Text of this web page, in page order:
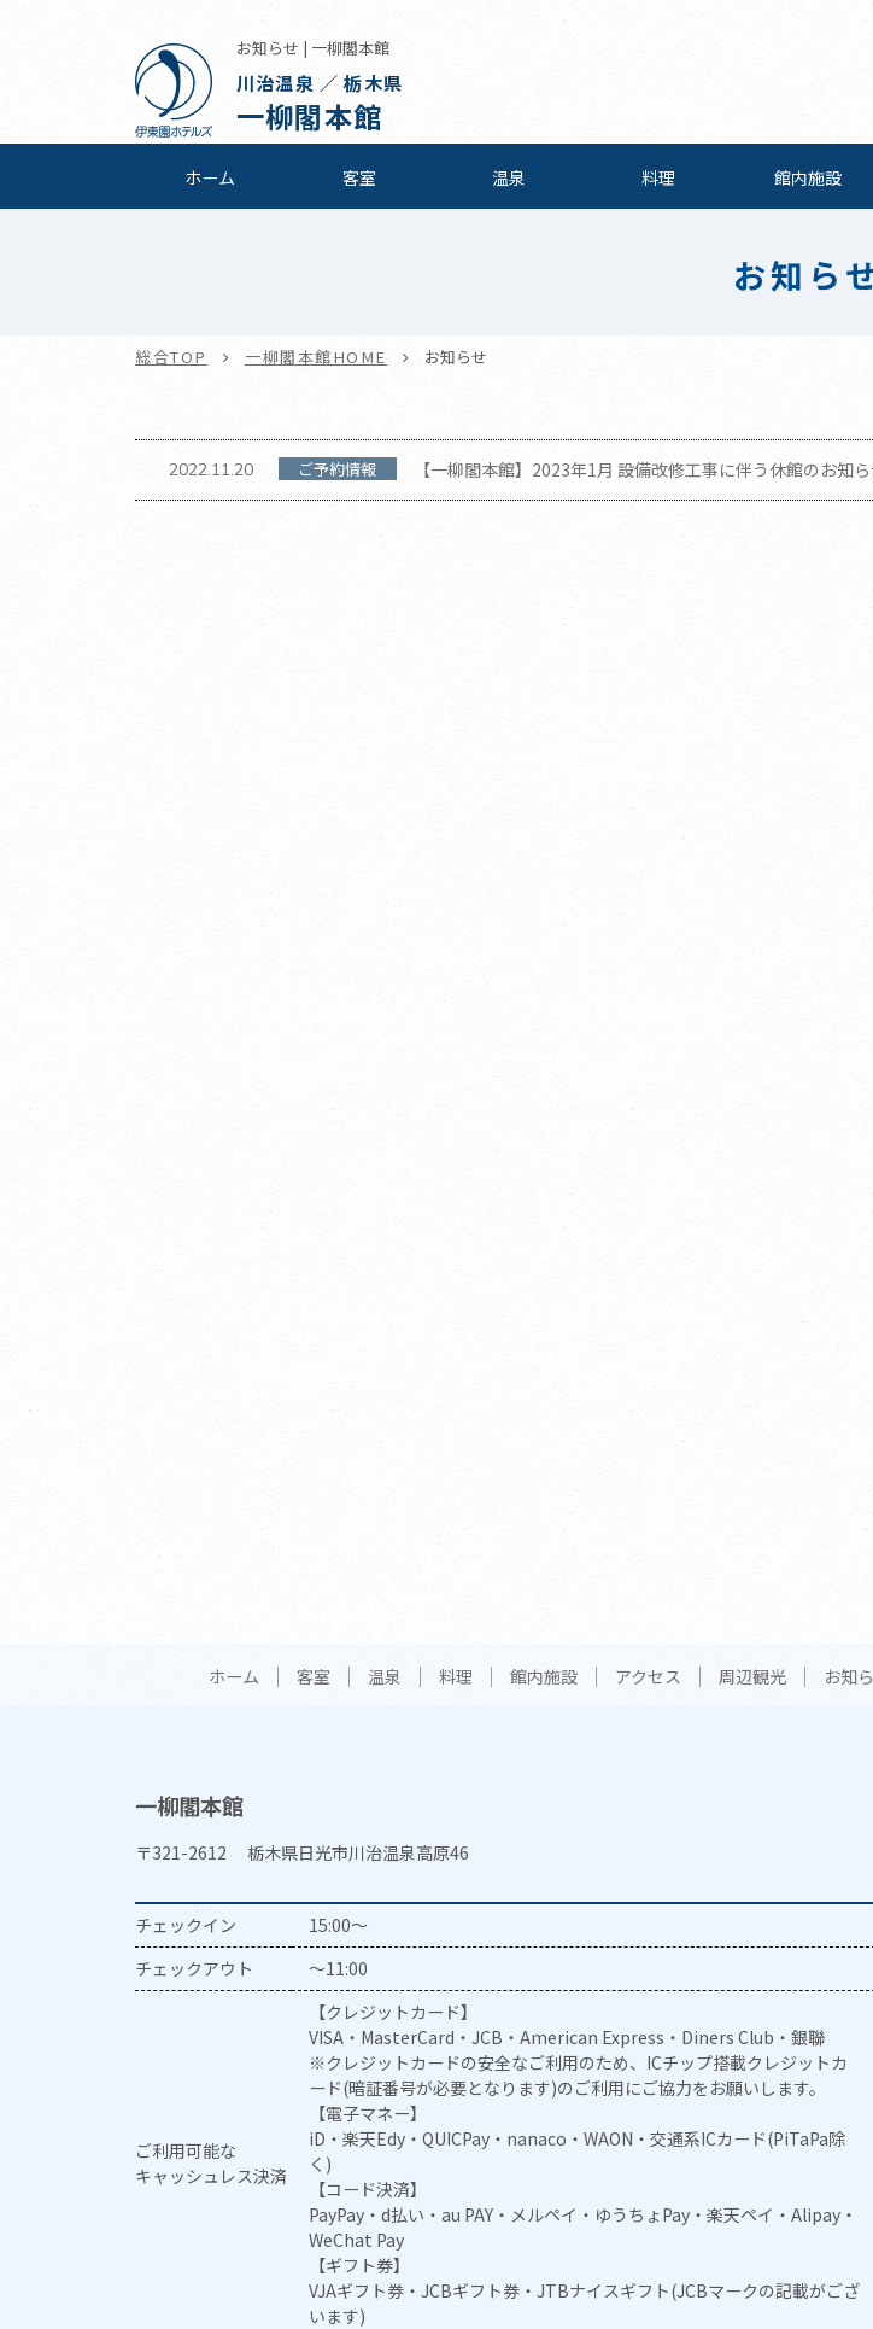
お知らせ | 一柳閣本館
川治温泉 ／ 栃木県
一柳閣本館
ホーム 客室 温泉 料理 館内施設
お知ら
総合TOP 一柳閣本館HOME お知らせ
2022.11.20 ご予約情報 【一柳閣本館】2023年1月 設備改修工事に伴う休館のお知
ホーム 客室 温泉 料理 館内施設 アクセス 周辺観光 お知
一柳閣本館
〒321-2612 栃木県日光市川治温泉高原46
チェックイン
15:00～
チェックアウト
～11:00
ご利用可能な
キャッシュレス決済
【クレジットカード】
VISA・MasterCard・JCB・American Express・Diners Club・銀聯
※クレジットカードの安全なご利用のため、ICチップ搭載クレジットカ
ード(暗証番号が必要となります)のご利用にご協力をお願いします。
【電子マネー】
iD・楽天Edy・QUICPay・nanaco・WAON・交通系ICカード(PiTaPa除
く)
【コード決済】
PayPay・d払い・au PAY・メルペイ・ゆうちょPay・楽天ペイ・Alipay・
WeChat Pay
【ギフト券】
VJAギフト券・JCBギフト券・JTBナイスギフト(JCBマークの記載がござ
います)